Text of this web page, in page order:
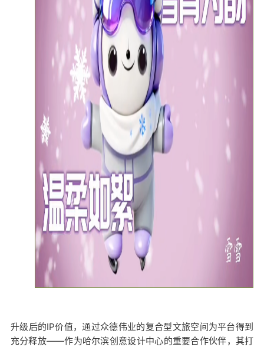
升级后的IP价值，通过众德伟业的复合型文旅空间为平台得到
充分释放——作为哈尔滨创意设计中心的重要合作伙伴，其打